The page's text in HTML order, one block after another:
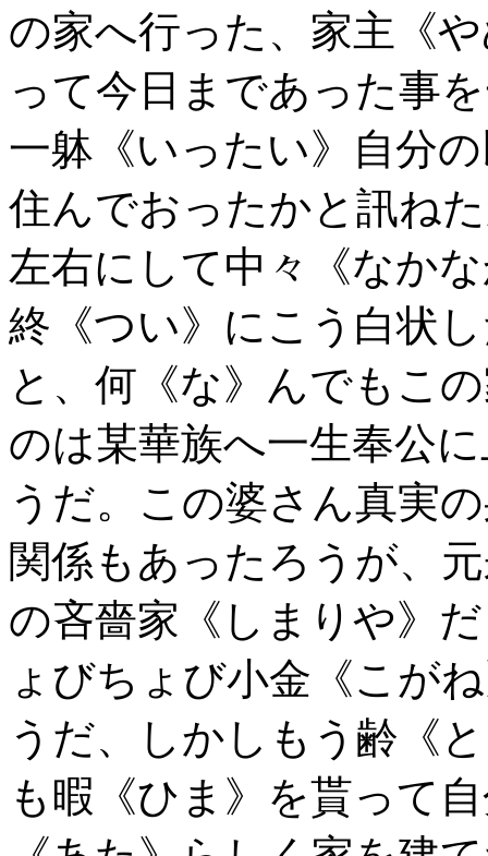
の家へ行った、家主《
って今日まであった事
一躰《いったい》自分
住んでおったかと訊ね
左右にして中々《なか
終《つい》にこう白状
と、何《な》んでもこ
のは某華族へ一生奉公
うだ。この婆さん真実
関係もあったろうが、
の吝嗇家《しまりや》
ょびちょび小金《こが
うだ、しかしもう齢《
も暇《ひま》を貰って